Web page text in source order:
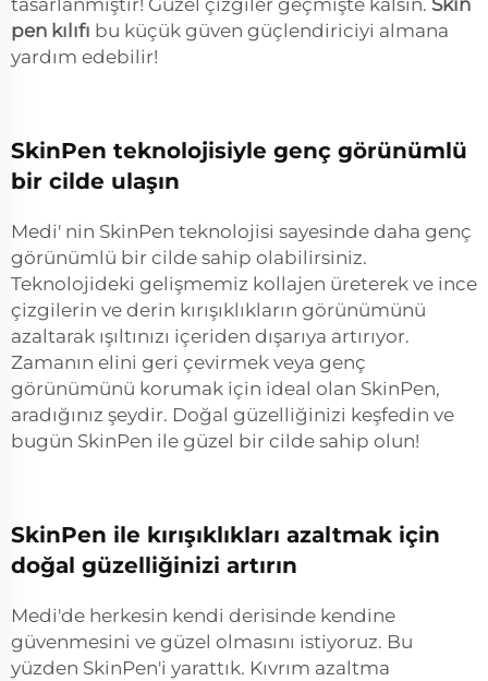
tasarlanmıştır! Güzel çizgiler geçmişte kalsın. Skin
pen kılıfı bu küçük güven güçlendiriciyi almana
yardım edebilir!
SkinPen teknolojisiyle genç görünümlü
bir cilde ulaşın
Medi' nin SkinPen teknolojisi sayesinde daha genç
görünümlü bir cilde sahip olabilirsiniz.
Teknolojideki gelişmemiz kollajen üreterek ve ince
çizgilerin ve derin kırışıklıkların görünümünü
azaltarak ışıltınızı içeriden dışarıya artırıyor.
Zamanın elini geri çevirmek veya genç
görünümünü korumak için ideal olan SkinPen,
aradığınız şeydir. Doğal güzelliğinizi keşfedin ve
bugün SkinPen ile güzel bir cilde sahip olun!
SkinPen ile kırışıklıkları azaltmak için
doğal güzelliğinizi artırın
Medi'de herkesin kendi derisinde kendine
güvenmesini ve güzel olmasını istiyoruz. Bu
yüzden SkinPen'i yarattık. Kıvrım azaltma